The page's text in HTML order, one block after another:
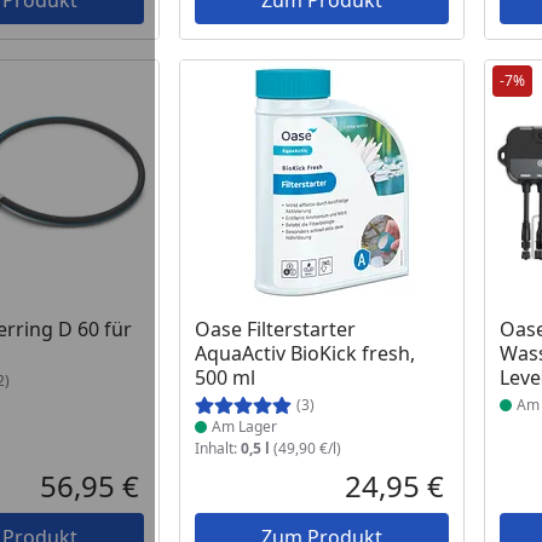
D 60 für
Aktueller Preis
56,95 €
Oase Filterstarter
AquaActiv BioKick fresh,
500 ml
(3)
Produkt am Lager
Am Lager
Inhalt:0,5 l (49,90 €/l)
Aktueller
24,95 €
-7%